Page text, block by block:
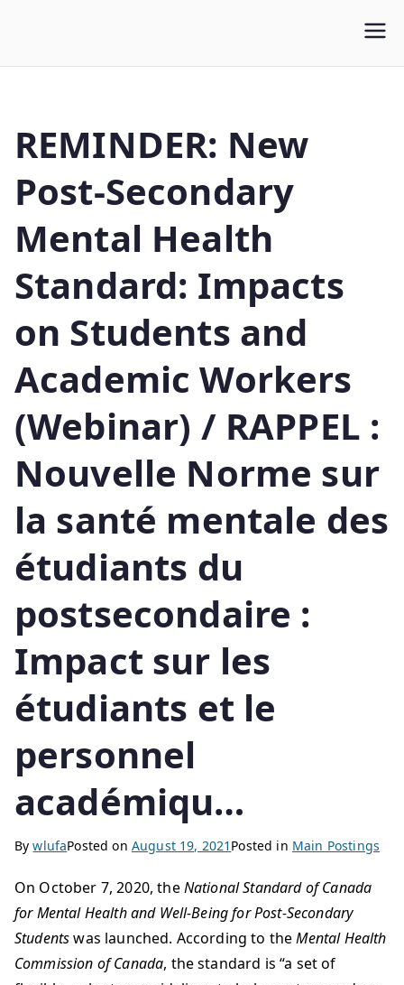
WLUFA
REMINDER: New
Post-Secondary
Mental Health
Standard: Impacts
on Students and
Academic Workers
(Webinar) / RAPPEL :
Nouvelle Norme sur
la santé mentale des
étudiants du
postsecondaire :
Impact sur les
étudiants et le
personnel
académiqu…
BywlufaPosted on August 19, 2021 Posted in Main Postings
On October 7, 2020, theNational Standard of Canada
for Mental Health and Well-Being for Post-Secondary
Studentswas launched. According to theMental Health
Commission of Canada, the standard is “a set of